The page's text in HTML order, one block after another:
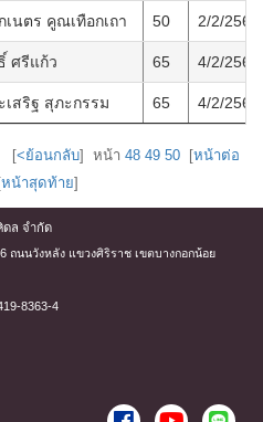
เนตร คูณเทือกเถา 50 2/2/2569
ศรีแก้ว 65 4/2/2569
เสริฐ สุภะกรรม 65 4/2/2569
[<ย้อนกลับ] หน้า 48 49 50 [หน้าต่อ
หน้าสุดท้าย]
ดล จำกัด
ถนนวังหลัง แขวงศิริราช เขตบางกอกน้อย
8363-4